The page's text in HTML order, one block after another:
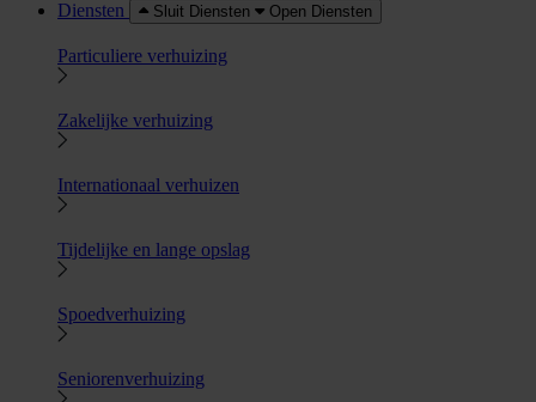
Diensten
Sluit Diensten Open Diensten
Particuliere verhuizing
Zakelijke verhuizing
Internationaal verhuizen
Tijdelijke en lange opslag
Spoedverhuizing
Seniorenverhuizing